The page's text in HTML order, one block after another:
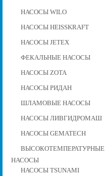
НАСОСЫ WILO
НАСОСЫ HEISSKRAFT
НАСОСЫ JETEX
ФЕКАЛЬНЫЕ НАСОСЫ
НАСОСЫ ZOTA
НАСОСЫ РИДАН
ШЛАМОВЫЕ НАСОСЫ
НАСОСЫ ЛИВГИДРОМАШ
НАСОСЫ GEMATECH
ВЫСОКОТЕМПЕРАТУРНЫЕ
НАСОСЫ
НАСОСЫ TSUNAMI